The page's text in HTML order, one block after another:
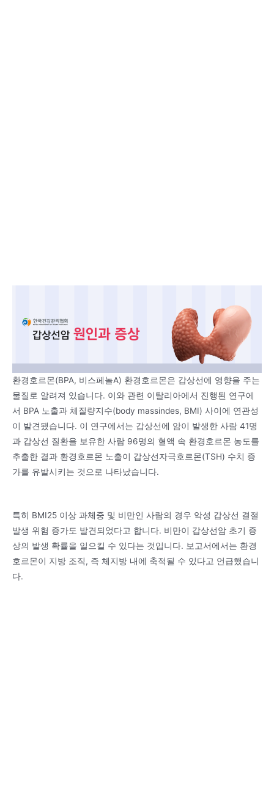
환경호르몬(BPA, 비스페놀A) 환경호르몬은 갑상선에 영향을 주는
물질로 알려져 있습니다. 이와 관련 이탈리아에서 진행된 연구에
서 BPA 노출과 체질량지수(body massindes, BMI) 사이에 연관성
이 발견됐습니다. 이 연구에서는 갑상선에 암이 발생한 사람 41명
과 갑상선 질환을 보유한 사람 96명의 혈액 속 환경호르몬 농도를
추출한 결과 환경호르몬 노출이 갑상선자극호르몬(TSH) 수치 증
가를 유발시키는 것으로 나타났습니다.
특히 BMI25 이상 과체중 및 비만인 사람의 경우 악성 갑상선 결절
발생 위험 증가도 발견되었다고 합니다. 비만이 갑상선암 초기 증
상의 발생 확률을 일으킬 수 있다는 것입니다. 보고서에서는 환경
호르몬이 지방 조직, 즉 체지방 내에 축적될 수 있다고 언급했습니
다.